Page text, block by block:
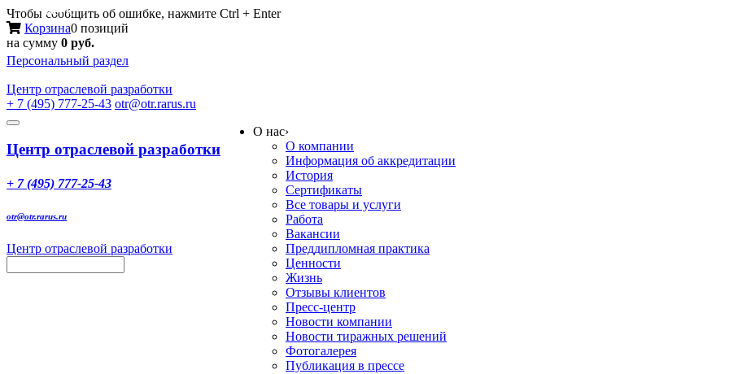
Чтобы сообщить об ошибке, нажмите Ctrl + Enter
Корзина0 позиций
на сумму 0 руб.
Персональный раздел
Центр отраслевой разработки
+ 7 (495) 777-25-43 otr@otr.rarus.ru
Toggle
Меню
Центр отраслевой разработки
+ 7 (495) 777-25-43
otr@otr.rarus.ru
Центр отраслевой разработки
О нас›
О компании
Информация об аккредитации
История
Сертификаты
Все товары и услуги
Работа
Вакансии
Преддипломная практика
Ценности
Жизнь
Отзывы клиентов
Пресс-центр
Новости компании
Новости тиражных решений
Фотогалерея
Публикация в прессе